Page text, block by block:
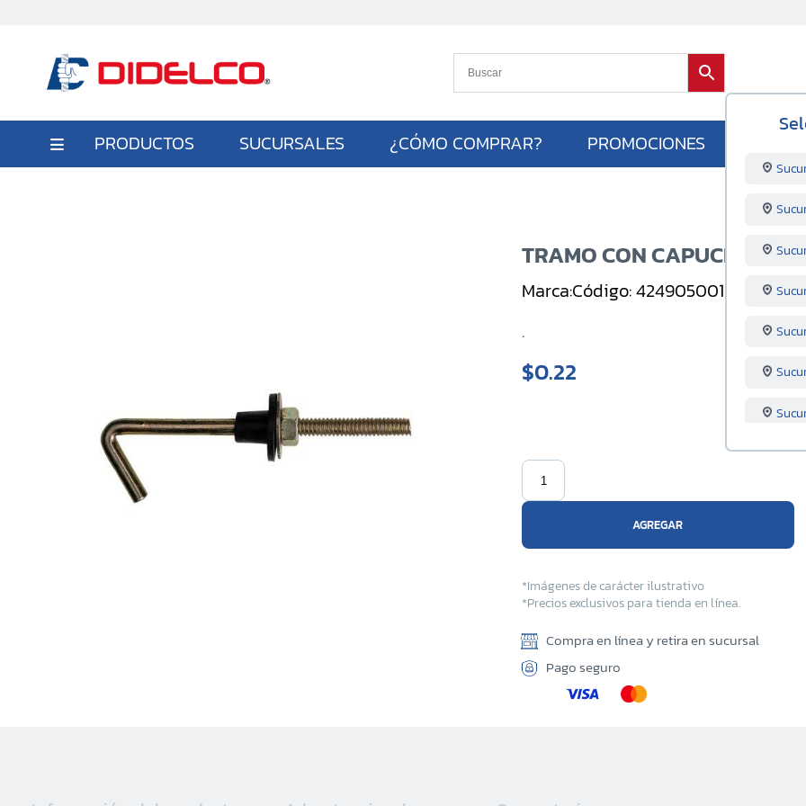
PRODUCTOS SUCURSALES ¿CÓMO COMPRAR? PROMOCIONES
TRAMO CON CAPUCHA
Marca:Código: 424905001 Unidad:
.
$0.22
AGREGAR
*Imágenes de carácter ilustrativo
*Precios exclusivos para tienda en línea.
Compra en línea y retira en sucursal
Pago seguro